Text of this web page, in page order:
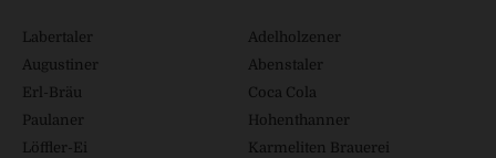
Labertaler
Adelholzener
Augustiner
Abenstaler
Erl-Bräu
Coca Cola
Paulaner
Hohenthanner
Löffler-Ei
Karmeliten Brauerei